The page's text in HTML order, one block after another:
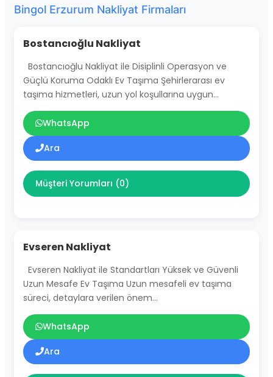
Bingol Erzurum Nakliyat Firmaları
Bostancıoğlu Nakliyat
Bostancıoğlu Nakliyat ile Disiplinli Operasyon ve
Güçlü Koruma Odaklı Ev Taşıma Şehirlerarası ev
taşıma hizmetleri, uzun yol koşullarına uygun…
WhatsApp
Ara
Müşteri Yorumları (0)
Evseren Nakliyat
Evseren Nakliyat ile Standartları Yüksek ve Güvenli
Uzun Mesafe Ev Taşıma Uzun mesafeli ev taşıma
süreci, detaylara verilen önem…
WhatsApp
Ara